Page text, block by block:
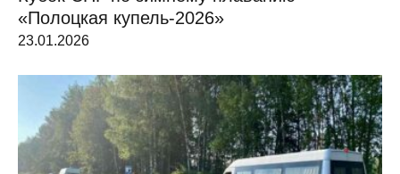
«Полоцкая купель-2026»
23.01.2026